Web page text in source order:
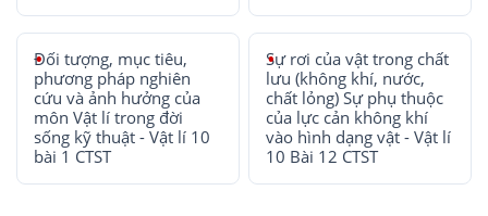
Đối tượng, mục tiêu,
phương pháp nghiên
cứu và ảnh hưởng của
môn Vật lí trong đời
sống kỹ thuật - Vật lí 10
bài 1 CTST
Sự rơi của vật trong chất
lưu (không khí, nước,
chất lỏng) Sự phụ thuộc
của lực cản không khí
vào hình dạng vật - Vật lí
10 Bài 12 CTST